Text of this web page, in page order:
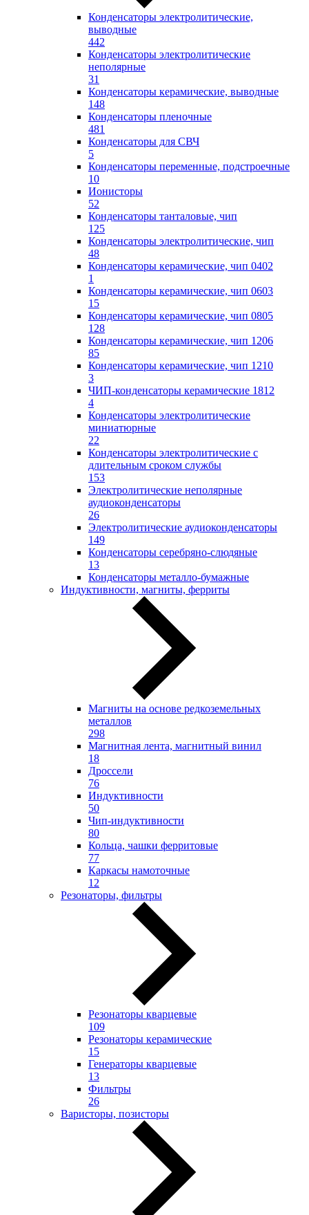
Конденсаторы электролитические,
выводные
442
Конденсаторы электролитические
неполярные
31
Конденсаторы керамические, выводные
148
Конденсаторы пленочные
481
Конденсаторы для СВЧ
5
Конденсаторы переменные, подстроечные
10
Ионисторы
52
Конденсаторы танталовые, чип
125
Конденсаторы электролитические, чип
48
Конденсаторы керамические, чип 0402
1
Конденсаторы керамические, чип 0603
15
Конденсаторы керамические, чип 0805
128
Конденсаторы керамические, чип 1206
85
Конденсаторы керамические, чип 1210
3
ЧИП-конденсаторы керамические 1812
4
Конденсаторы электролитические
миниатюрные
22
Конденсаторы электролитические с
длительным сроком службы
153
Электролитические неполярные
аудиоконденсаторы
26
Электролитические аудиоконденсаторы
149
Конденсаторы серебряно-слюдяные
13
Конденсаторы металло-бумажные
Индуктивности, магниты, ферриты
Магниты на основе редкоземельных
металлов
298
Магнитная лента, магнитный винил
18
Дроссели
76
Индуктивности
50
Чип-индуктивности
80
Кольца, чашки ферритовые
77
Каркасы намоточные
12
Резонаторы, фильтры
Резонаторы кварцевые
109
Резонаторы керамические
15
Генераторы кварцевые
13
Фильтры
26
Варисторы, позисторы